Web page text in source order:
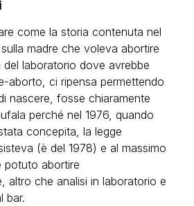
come la storia contenuta nel
madre che voleva abortire
del laboratorio dove avrebbe
aborto, ci ripensa permettendo
nascere, fosse chiaramente
perché nel 1976, quando
concepita, la legge
(è del 1978) e al massimo
potuto abortire
altro che analisi in laboratorio e
bar.